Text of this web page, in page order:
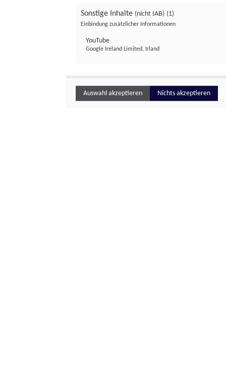
Sonstige Inhalte (nicht IAB) (1)
Einbindung zusätzlicher Informationen
YouTube
Google Ireland Limited, Irland
Auswahl akzeptieren Nichts akzeptieren